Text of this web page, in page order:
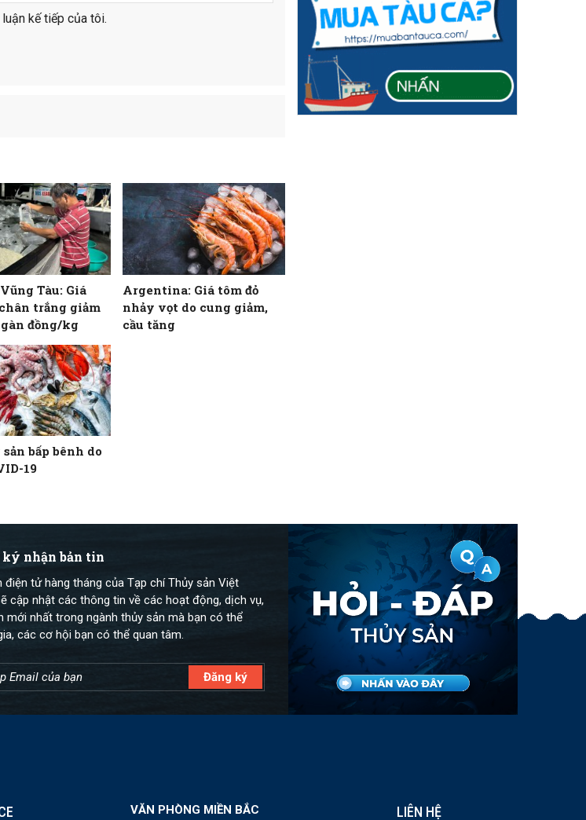
kế tiếp của tôi.
Tàu: Giá
trắng giảm
đồng/kg
Argentina: Giá tôm đỏ
nhảy vọt do cung giảm,
cầu tăng
bấp bênh do
19
ký nhận bản tin
điện tử hàng tháng của Tạp chí Thủy sản Việt
cập nhật các thông tin về các hoạt động, dịch vụ,
mới nhất trong ngành thủy sản mà bạn có thể
các cơ hội bạn có thể quan tâm.
VĂN PHÒNG MIỀN BẮC LIÊN HỆ